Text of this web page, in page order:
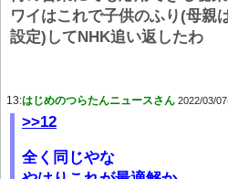
ワイはこれで子供のふり(母親
設定)してNHK追い返したわ
13:はじめのつらたんニュースさん 2022/03/
>>12
全く同じやな